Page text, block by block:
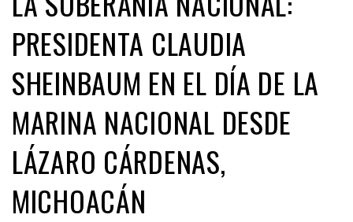
PRESIDENTA CLAUDIA
SHEINBAUM EN EL DÍA DE LA
MARINA NACIONAL DESDE
LÁZARO CÁRDENAS,
MICHOACÁN